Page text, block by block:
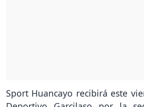
Sport Huancayo recibirá este